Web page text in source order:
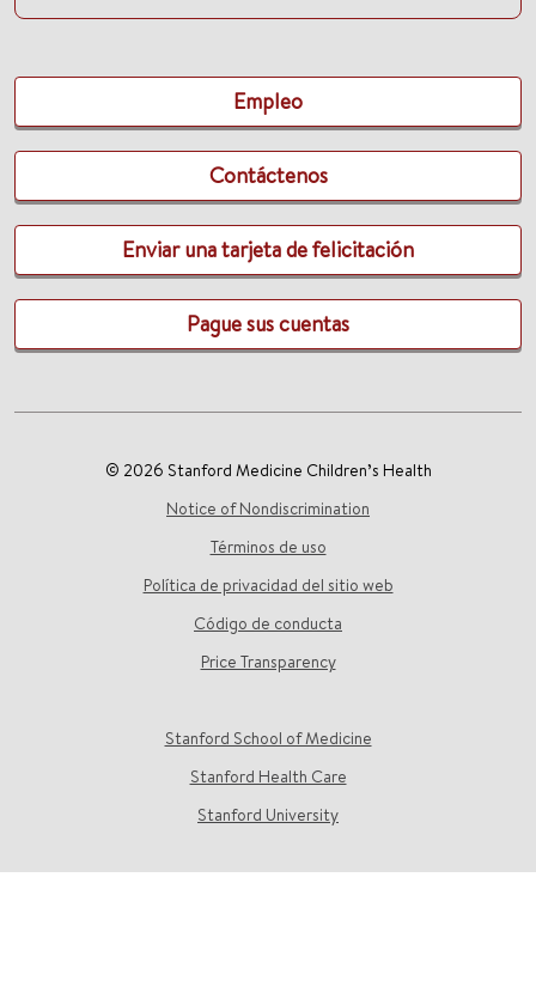
Empleo
Contáctenos
Enviar una tarjeta de felicitación
Pague sus cuentas
© 2026 Stanford Medicine Children’s Health
Notice of Nondiscrimination
Términos de uso
Política de privacidad del sitio web
Código de conducta
Price Transparency
Stanford School of Medicine
Stanford Health Care
Stanford University